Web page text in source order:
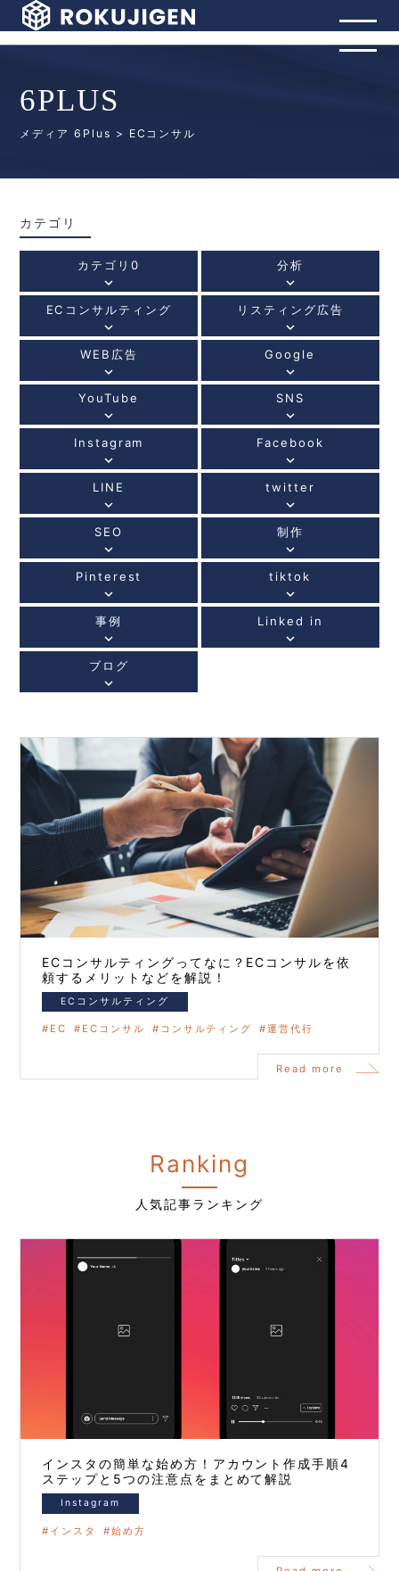
6PLUS
メディア 6Plus > ECコンサル
カテゴリ
カテゴリ0
keyboard_arrow_down
分析
keyboard_arrow_down
ECコンサルティング
keyboard_arrow_down
リスティング広告
keyboard_arrow_down
WEB広告
keyboard_arrow_down
Google
keyboard_arrow_down
YouTube
keyboard_arrow_down
SNS
keyboard_arrow_down
Instagram
keyboard_arrow_down
Facebook
keyboard_arrow_down
LINE
keyboard_arrow_down
twitter
keyboard_arrow_down
SEO
keyboard_arrow_down
制作
keyboard_arrow_down
Pinterest
keyboard_arrow_down
tiktok
keyboard_arrow_down
事例
keyboard_arrow_down
Linked in
keyboard_arrow_down
ブログ
keyboard_arrow_down
ECコンサルティングってなに？ECコンサルを依
頼するメリットなどを解説！
ECコンサルティング
EC ECコンサル コンサルティング 運営代行
Read more
Ranking
人気記事ランキング
インスタの簡単な始め方！アカウント作成手順4
ステップと5つの注意点をまとめて解説
Instagram
インスタ 始め方